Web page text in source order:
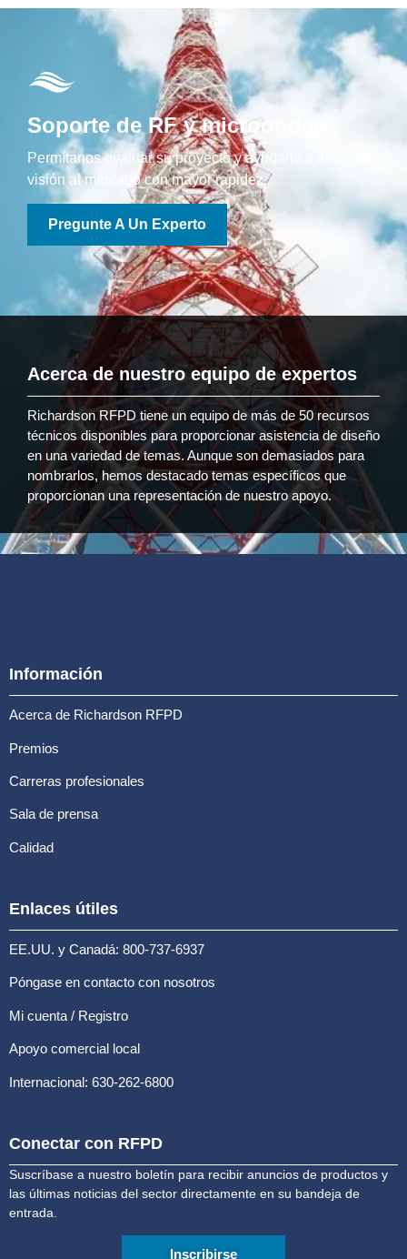
Soporte de RF y microondas
Permítanos evaluar su proyecto y ayudarle a llevar su
visión al mercado con mayor rapidez.
Pregunte A Un Experto
Acerca de nuestro equipo de expertos
Richardson RFPD tiene un equipo de más de 50 recursos
técnicos disponibles para proporcionar asistencia de diseño
en una variedad de temas. Aunque son demasiados para
nombrarlos, hemos destacado temas específicos que
proporcionan una representación de nuestro apoyo.
Información
Acerca de Richardson RFPD
Premios
Carreras profesionales
Sala de prensa
Calidad
Enlaces útiles
EE.UU. y Canadá: 800-737-6937
Póngase en contacto con nosotros
Mi cuenta / Registro
Apoyo comercial local
Internacional: 630-262-6800
Conectar con RFPD
Suscríbase a nuestro boletín para recibir anuncios de productos y
las últimas noticias del sector directamente en su bandeja de
entrada.
Inscribirse